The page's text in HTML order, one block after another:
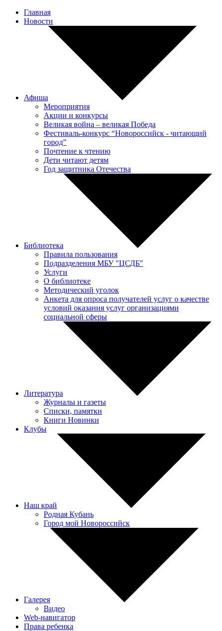
Главная
Новости
Афиша
Мероприятия
Акции и конкурсы
Великая война – великая Победа
Фестиваль-конкурс “Новороссийск - читающий
город”
Почтение к чтению
Дети читают детям
Год защитника Отечества
Библиотека
Правила пользования
Подразделения МБУ "ЦСДБ"
Услуги
О библиотеке
Методический уголок
Анкета для опроса получателей услуг о качестве
условий оказания услуг организациями
социальной сферы
Литература
Журналы и газеты
Списки, памятки
Книги Новинки
Клубы
Наш край
Родная Кубань
Город мой Новороссийск
Галерея
Видео
Web-навигатор
Права ребенка